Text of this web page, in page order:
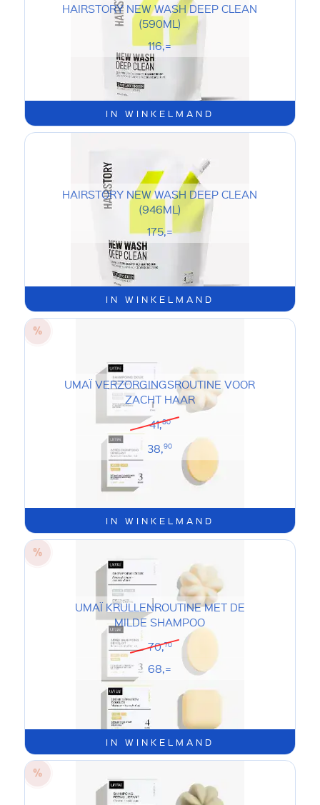
IN WINKELMAND
HAIRSTORY NEW WASH DEEP CLEAN
(590ML)
116,=
IN WINKELMAND
HAIRSTORY NEW WASH DEEP CLEAN
(946ML)
175,=
IN WINKELMAND
UMAÏ VERZORGINGSROUTINE VOOR
ZACHT HAAR
41,80
38,90
IN WINKELMAND
UMAÏ KRULLENROUTINE MET DE
MILDE SHAMPOO
70,70
68,=